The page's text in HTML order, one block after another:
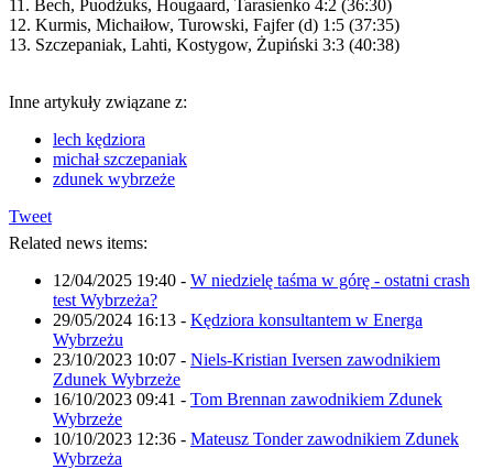
11. Bech, Puodżuks, Hougaard, Tarasienko 4:2 (36:30)
12. Kurmis, Michaiłow, Turowski, Fajfer (d) 1:5 (37:35)
13. Szczepaniak, Lahti, Kostygow, Żupiński 3:3 (40:38)
Inne artykuły związane z:
lech kędziora
michał szczepaniak
zdunek wybrzeże
Tweet
Related news items:
12/04/2025 19:40 - W niedzielę taśma w górę - ostatni crash
test Wybrzeża?
29/05/2024 16:13 - Kędziora konsultantem w Energa
Wybrzeżu
23/10/2023 10:07 - Niels-Kristian Iversen zawodnikiem
Zdunek Wybrzeże
16/10/2023 09:41 - Tom Brennan zawodnikiem Zdunek
Wybrzeże
10/10/2023 12:36 - Mateusz Tonder zawodnikiem Zdunek
Wybrzeża